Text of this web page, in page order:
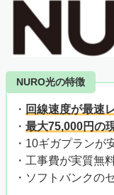
NURO光の特徴
・ 回線速度が最速
・ 最大75,000円の
・10ギガプランが
・工事費が実質無
・ソフトバンクの